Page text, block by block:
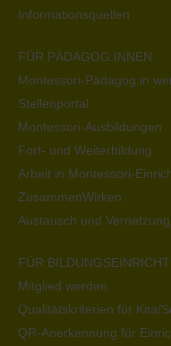
Informationsquellen
FÜR PÄDAGOG:INNEN
Montessori-Pädagog:in
Stellenportal
Montessori-Ausbildungen
Fort- und Weiterbildung
Arbeit in Montessori-
ZusammenWirken
Austausch und Vernetzung
FÜR
Mitglied werden
Qualitätskriterien für Kita/
QR-Anerkennung für